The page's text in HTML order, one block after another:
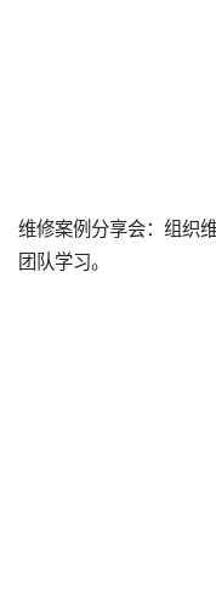
维修案例分享会：组织
团队学习。